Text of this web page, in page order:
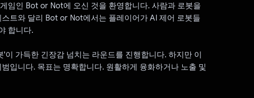
임인 Bot or Not에 오신 것을 환영합니다. 사람과 로봇을
트와 달리 Bot or Not에서는 플레이어가 AI 제어 로봇들
합니다.
가득한 긴장감 넘치는 라운드를 진행합니다. 하지만 이
입니다. 목표는 명확합니다. 원활하게 융화하거나 노출 및